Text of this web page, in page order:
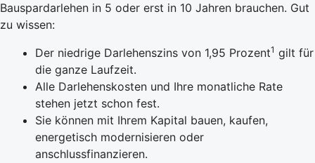
Bauspardarlehen in 5 oder erst in 10 Jahren brauchen. Gut
zu wissen:
Der niedrige Darlehenszins von 1,95 Prozent1 gilt für
die ganze Laufzeit.
Alle Darlehenskosten und Ihre monatliche Rate
stehen jetzt schon fest.
Sie können mit Ihrem Kapital bauen, kaufen,
energetisch modernisieren oder
anschlussfinanzieren.